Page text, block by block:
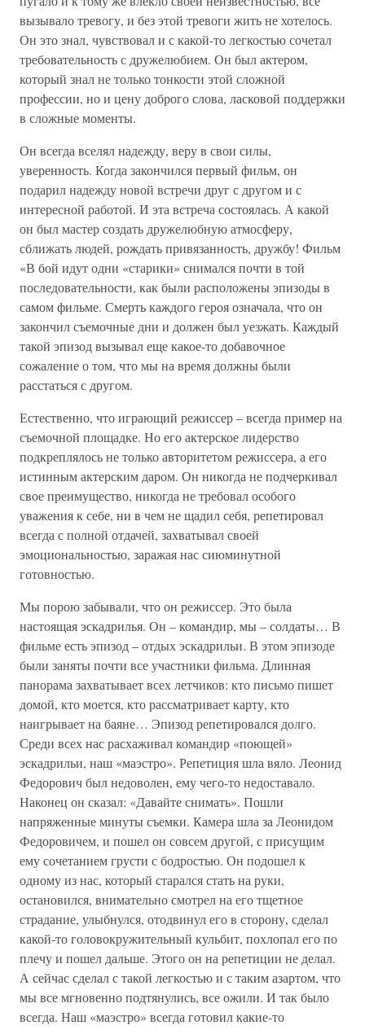
вызывало тревогу, и без этой тревоги жить не хотелось.
Он это знал, чувствовал и с какой-то легкостью сочетал
требовательность с дружелюбием. Он был актером,
который знал не только тонкости этой сложной
профессии, но и цену доброго слова, ласковой поддержки
в сложные моменты.
Он всегда вселял надежду, веру в свои силы,
уверенность. Когда закончился первый фильм, он
подарил надежду новой встречи друг с другом и с
интересной работой. И эта встреча состоялась. А какой
он был мастер создать дружелюбную атмосферу,
сближать людей, рождать привязанность, дружбу! Фильм
«В бой идут одни «старики» снимался почти в той
последовательности, как были расположены эпизоды в
самом фильме. Смерть каждого героя означала, что он
закончил съемочные дни и должен был уезжать. Каждый
такой эпизод вызывал еще какое-то добавочное
сожаление о том, что мы на время должны были
расстаться с другом.
Естественно, что играющий режиссер – всегда пример на
съемочной площадке. Но его актерское лидерство
подкреплялось не только авторитетом режиссера, а его
истинным актерским даром. Он никогда не подчеркивал
свое преимущество, никогда не требовал особого
уважения к себе, ни в чем не щадил себя, репетировал
всегда с полной отдачей, захватывал своей
эмоциональностью, заражая нас сиюминутной
готовностью.
Мы порою забывали, что он режиссер. Это была
настоящая эскадрилья. Он – командир, мы – солдаты… В
фильме есть эпизод – отдых эскадрильи. В этом эпизоде
были заняты почти все участники фильма. Длинная
панорама захватывает всех летчиков: кто письмо пишет
домой, кто моется, кто рассматривает карту, кто
наигрывает на баяне… Эпизод репетировался долго.
Среди всех нас расхаживал командир «поющей»
эскадрильи, наш «маэстро». Репетиция шла вяло. Леонид
Федорович был недоволен, ему чего-то недоставало.
Наконец он сказал: «Давайте снимать». Пошли
напряженные минуты съемки. Камера шла за Леонидом
Федоровичем, и пошел он совсем другой, с присущим
ему сочетанием грусти с бодростью. Он подошел к
одному из нас, который старался стать на руки,
остановился, внимательно смотрел на его тщетное
страдание, улыбнулся, отодвинул его в сторону, сделал
какой-то головокружительный кульбит, похлопал его по
плечу и пошел дальше. Этого он на репетиции не делал.
А сейчас сделал с такой легкостью и с таким азартом, что
мы все мгновенно подтянулись, все ожили. И так было
всегда. Наш «маэстро» всегда готовил какие-то